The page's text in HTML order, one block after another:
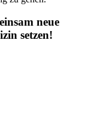
neue
setzen!